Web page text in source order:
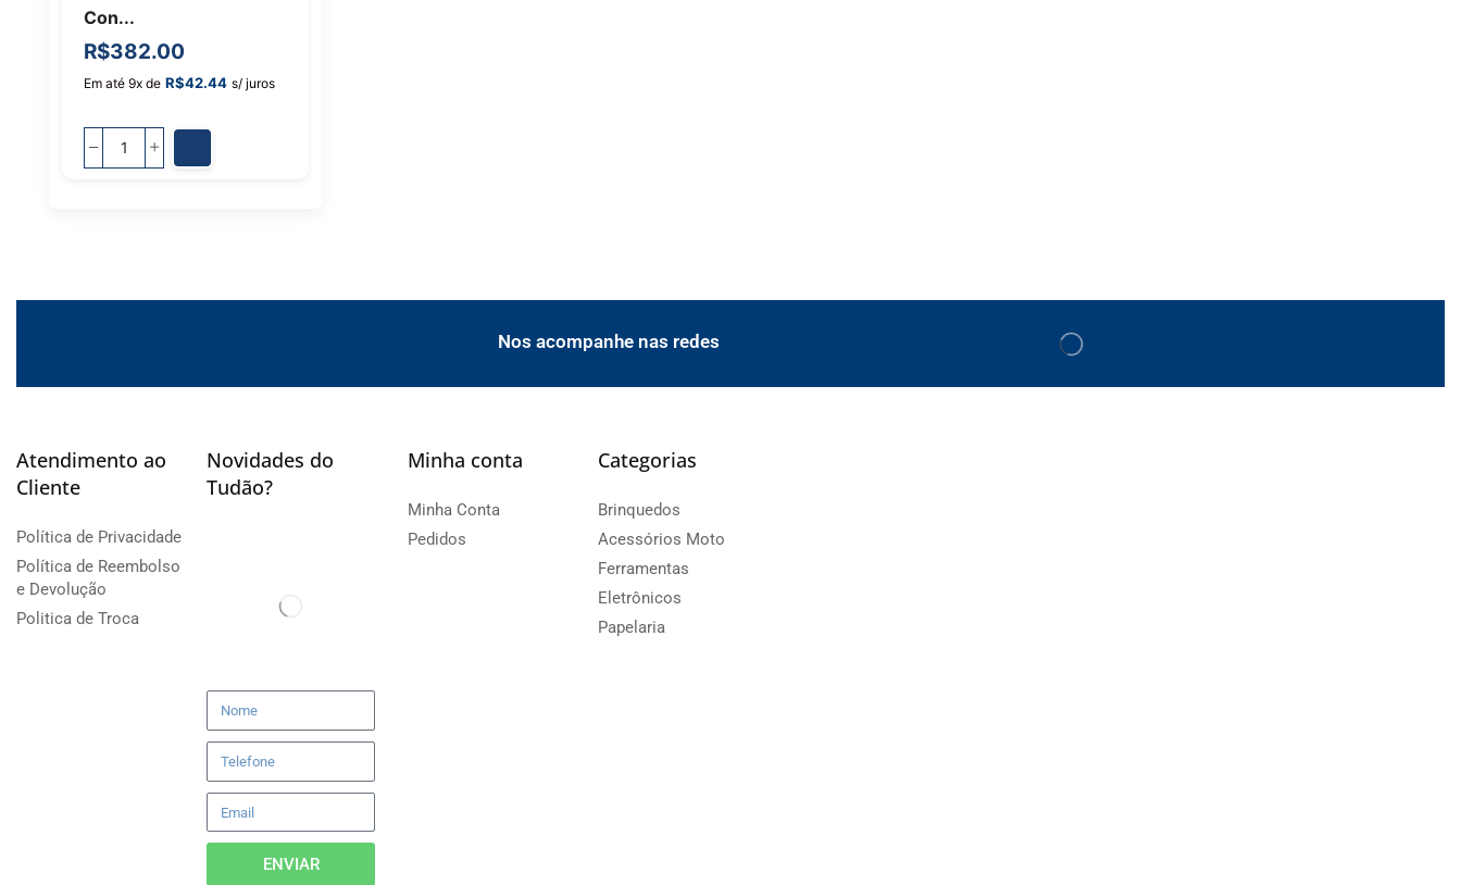
Con...
R$382.00
Em até 9x de R$42.44 s/ juros
Nos acompanhe nas redes
Atendimento ao
Cliente
Política de Privacidade
Política de Reembolso
e Devolução
Politica de Troca
Novidades do
Tudão?
ENVIAR
Minha conta
Minha Conta
Pedidos
Categorias
Brinquedos
Acessórios Moto
Ferramentas
Eletrônicos
Papelaria